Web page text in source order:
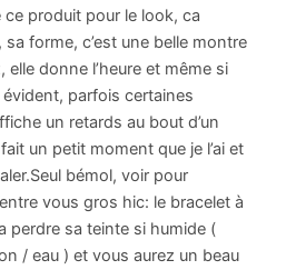
ce produit pour le look, ca
forme, c’est une belle montre
elle donne l’heure et même si
parfois certaines
un retards au bout d’un
un petit moment que je l’ai et
bémol, voir pour
vous gros hic: le bracelet à
perdre sa teinte si humide (
/ eau ) et vous aurez un beau